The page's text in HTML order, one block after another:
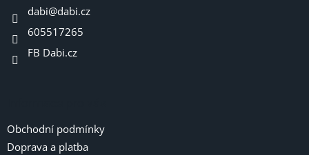
dabi@dabi.cz
605517265
FB Dabi.cz
Obchodní podmínky
Doprava a platba